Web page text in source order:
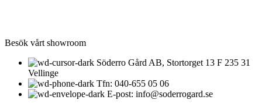
Besök vårt showroom
Söderro Gård AB, Stortorget 13 F 235 31
Vellinge
Tfn: 040-655 05 06
E-post: info@soderrogard.se